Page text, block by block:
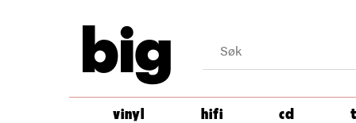
big
vinyl hifi cd